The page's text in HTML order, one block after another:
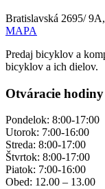
Bratislavská 2695/
MAPA
Predaj bicyklov a
bicyklov a ich dielov.
Otváracie hodiny
Pondelok: 8:00-17:00
Utorok: 7:00-16:00
Streda: 8:00-17:00
Štvrtok: 8:00-17:00
Piatok: 7:00-16:00
Obed: 12.00 – 13.00